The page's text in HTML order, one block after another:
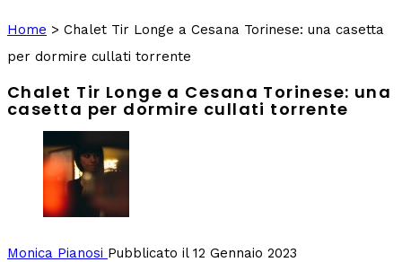
Home > Chalet Tir Longe a Cesana Torinese: una casetta
per dormire cullati torrente
Chalet Tir Longe a Cesana Torinese: una
casetta per dormire cullati torrente
Monica Pianosi Pubblicato il 12 Gennaio 2023